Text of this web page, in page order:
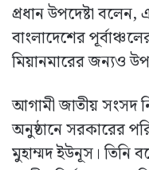
প্রধান উপদেষ্টা
বাংলাদেশের
মিয়ানমারের জন্যও
আগামী জাতীয় সংসদ
অনুষ্ঠানে সরকারের
মুহাম্মদ ইউনূস। তিনি